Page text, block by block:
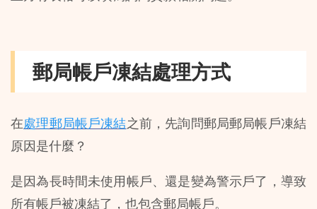
郵局帳戶凍結處理方式
在處理郵局帳戶凍結之前，先詢問郵局郵局帳戶凍結
原因是什麼？
是因為長時間未使用帳戶、還是變為警示戶了，導致
所有帳戶被凍結了，也包含郵局帳戶。